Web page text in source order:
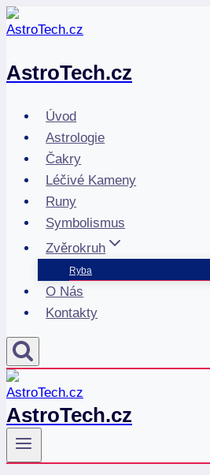
Přeskočit
na
AstroTech.cz
Úvod
Astrologie
Čakry
Léčivé Kameny
Runy
Symbolismus
Zvěrokruh
Ryba
O Nás
Kontakty
AstroTech.cz